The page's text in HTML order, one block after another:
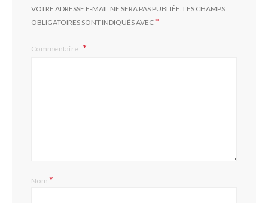
VOTRE ADRESSE E-MAIL NE SERA PAS PUBLIÉE. LES CHAMPS
OBLIGATOIRES SONT INDIQUÉS AVEC*
Commentaire
Nom*